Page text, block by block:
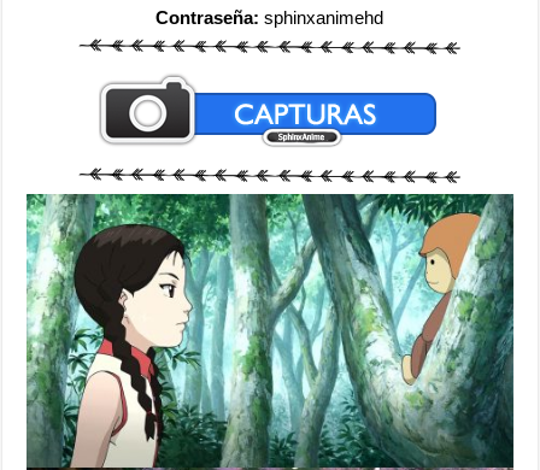
Contraseña: sphinxanimehd